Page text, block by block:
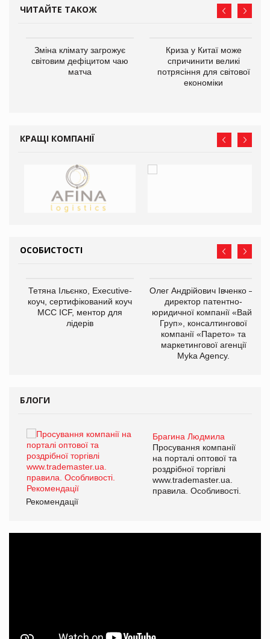
ЧИТАЙТЕ ТАКОЖ
Зміна клімату загрожує
світовим дефіцитом чаю
матча
Криза у Китаї може
спричинити великі
потрясіння для світової
економіки
КРАЩІ КОМПАНІЇ
ОСОБИСТОСТІ
Тетяна Ільєнко, Executive-
коуч, сертифікований коуч
МСС ICF, ментор для
лідерів
Олег Андрійович Івченко —
директор патентно-
юридичної компанії «Вайз
Груп», консалтингової
компанії «Парето» та
маркетингової агенції
Myka Agency.
БЛОГИ
Брагина Людмила
Просування компанії
на порталі оптової та
роздрібної торгівлі
www.trademaster.ua.
правила. Особливості.
Рекомендації